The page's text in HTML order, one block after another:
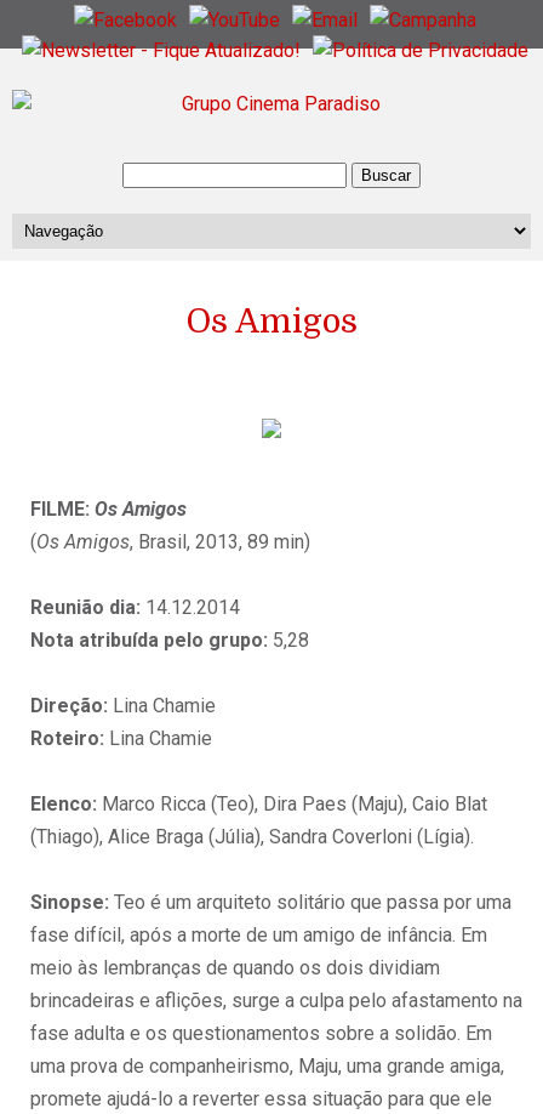
Os Amigos
FILME: Os Amigos
(Os Amigos, Brasil, 2013, 89 min)
Reunião dia: 14.12.2014
Nota atribuída pelo grupo: 5,28
Direção: Lina Chamie
Roteiro: Lina Chamie
Elenco: Marco Ricca (Teo), Dira Paes (Maju), Caio Blat
(Thiago), Alice Braga (Júlia), Sandra Coverloni (Lígia).
Sinopse: Teo é um arquiteto solitário que passa por uma
fase difícil, após a morte de um amigo de infância. Em
meio às lembranças de quando os dois dividiam
brincadeiras e aflições, surge a culpa pelo afastamento na
fase adulta e os questionamentos sobre a solidão. Em
uma prova de companheirismo, Maju, uma grande amiga,
promete ajudá-lo a reverter essa situação para que ele